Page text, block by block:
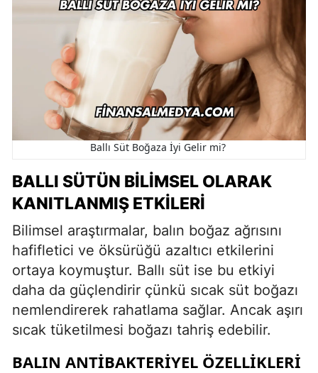
Ballı Süt Boğaza İyi Gelir mi?
BALLI SÜTÜN BILIMSEL OLARAK
KANITLANMIŞ ETKILERI
Bilimsel araştırmalar, balın boğaz ağrısını
hafifletici ve öksürüğü azaltıcı etkilerini
ortaya koymuştur. Ballı süt ise bu etkiyi
daha da güçlendirir çünkü sıcak süt boğazı
nemlendirerek rahatlama sağlar. Ancak aşırı
sıcak tüketilmesi boğazı tahriş edebilir.
BALIN ANTIBAKTERIYEL ÖZELLIKLERI